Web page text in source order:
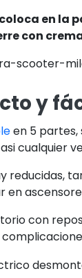
en la
con
y
en 5
cualquier
reducidas,
con